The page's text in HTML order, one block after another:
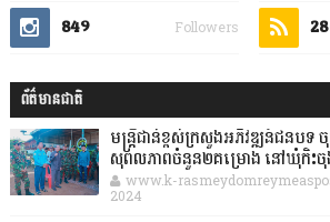
849 Followers
ព័ត៌មានជាតិ
មន្ត្រីជាន់ខ្ពស់ក្រសួងអភិវឌ្ឍន៍ជនបទ
សុពលភាពចំនួន២គម្រោង នៅឃុំកិះចុ
www.k-
2024